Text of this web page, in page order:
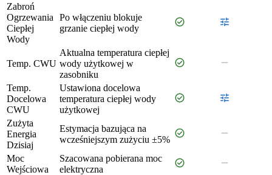
Zabroń
Ogrzewania
Ciepłej
Wody
Po włączeniu blokuje
grzanie ciepłej wody
check_circle tune
Temp. CWU
Aktualna temperatura ciepłej
wody użytkowej w
zasobniku
check_circle remove
Temp.
Docelowa
CWU
Ustawiona docelowa
temperatura ciepłej wody
użytkowej
check_circle tune
Zużyta
Energia
Dzisiaj
Estymacja bazująca na
wcześniejszym zużyciu ±5% check_circle remove
Moc
Wejściowa
Szacowana pobierana moc
elektryczna
check_circle remove